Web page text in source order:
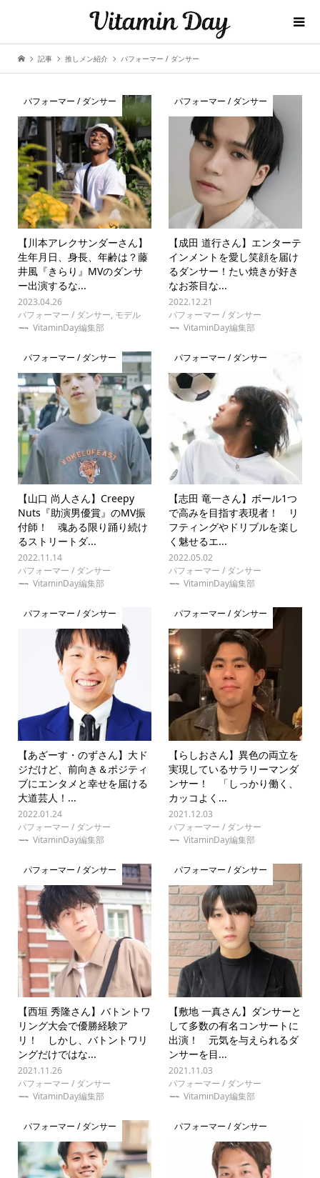
記事 推しメン紹介 パフォーマー / ダンサー
パフォーマー / ダンサー
【川本アレクサンダーさん】
生年月日、身長、年齢は？藤
井風『きらり』MVのダンサ
ー出演するな...
2023.04.26
パフォーマー / ダンサー, モデル
VitaminDay編集部
パフォーマー / ダンサー
【成田 道行さん】エンターテ
インメントを愛し笑顔を届け
るダンサー！たい焼きが好き
なお茶目な...
2022.12.21
パフォーマー / ダンサー
VitaminDay編集部
パフォーマー / ダンサー
【山口 尚人さん】Creepy
Nuts『助演男優賞』のMV振
付師！ 魂ある限り踊り続け
るストリートダ...
2022.11.14
パフォーマー / ダンサー
VitaminDay編集部
パフォーマー / ダンサー
【志田 竜一さん】ボール1つ
で高みを目指す表現者！ リ
フティングやドリブルを楽し
く魅せるエ...
2022.05.02
パフォーマー / ダンサー
VitaminDay編集部
パフォーマー / ダンサー
【あざーす・のずさん】大ド
ジだけど、前向き＆ポジティ
ブにエンタメと幸せを届ける
大道芸人！...
2022.01.24
パフォーマー / ダンサー
VitaminDay編集部
パフォーマー / ダンサー
【らしおさん】異色の両立を
実現しているサラリーマンダ
ンサー！ 「しっかり働く、
カッコよく...
2021.12.03
パフォーマー / ダンサー
VitaminDay編集部
パフォーマー / ダンサー
【西垣 秀隆さん】バトントワ
リング大会で優勝経験ア
リ！ しかし、バトントワリ
ングだけではな...
2021.11.26
パフォーマー / ダンサー
VitaminDay編集部
パフォーマー / ダンサー
【敷地 一真さん】ダンサーと
して多数の有名コンサートに
出演！ 元気を与えられるダ
ンサーを目...
2021.11.03
パフォーマー / ダンサー
VitaminDay編集部
パフォーマー / ダンサー パフォーマー / ダンサー